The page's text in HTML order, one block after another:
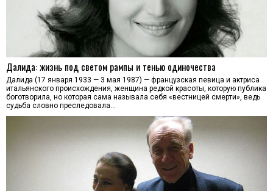
Далида: жизнь под светом рампы и тенью одиночества
Далида (17 января 1933 — 3 мая 1987) — французская певица и актриса
итальянского происхождения, женщина редкой красоты, которую публика
боготворила, но которая сама называла себя «вестницей смерти», ведь
судьба словно преследовала…